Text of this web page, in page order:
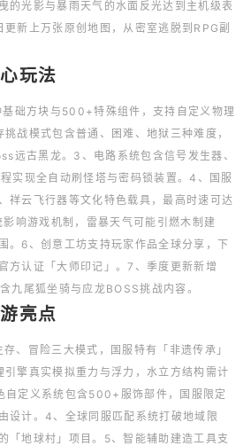
的光影与暴雨天气的水面反光达到主机级表
新上万张原创地图，从密室逃脱到RPG副
玩法
础方块与500+特殊组件，支持自定义物理
战模式包含普通、困难、地狱三种难度，
远古黑龙。3、电路系统包含信号发生器、
实现全自动刷怪塔与密码锁装置。4、国服
祥云飞行器等文化特色载具，最高时速可达
响游戏机制，雷暴天气可能引燃木制建
。6、创意工坊支持玩家作品全球分享，下
方认证「大师印记」。7、季度更新新增
九尾狐坐骑与应龙BOSS挑战内容。
亮点
、冒险三大模式，国服特有「非遗传承」
擎真实模拟重力与浮力，水立方结构需计
自定义系统包含500+服饰部件，国服限定
设计。4、全球同服匹配系统打破地域限
「地球村」项目。5、智能辅助建造工具支